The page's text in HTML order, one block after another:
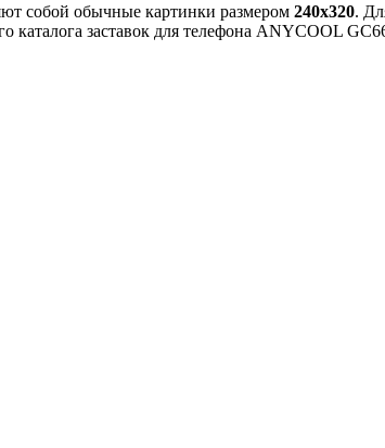
собой обычные картинки размером 240x320.
каталога заставок для телефона ANYCOOL